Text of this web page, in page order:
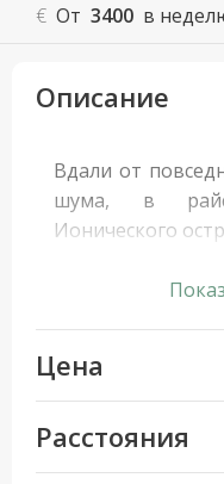
€ От 3400 в
Описание
Вдали от
шума, в
Ионического
голубым морем
В спокойном и
над синим
4 Га с
видами на
Аликес и
Цена
Расстояния